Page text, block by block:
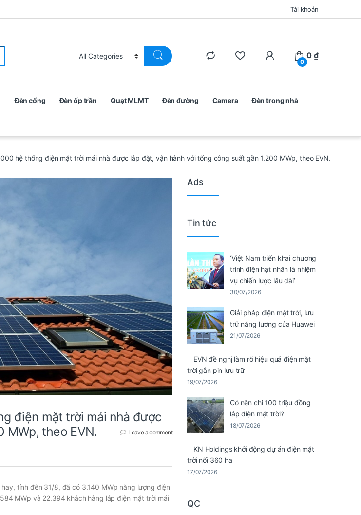
Tài khoản
0
0₫
Đèn cổng Đèn ốp trần Quạt MLMT Đèn đường Camera Đèn trong nhà
hệ thống điện mặt trời mái nhà được lắp đặt, vận hành với tổng công suất gần 1.200 MWp, theo EVN.
điện mặt trời mái nhà được
MWp, theo EVN.
Leave a comment
tính đến 31/8, đã có 3.140 MWp năng lượng điện
MWp và 22.394 khách hàng lắp điện mặt trời mái
Ads
Tin tức
‘Việt Nam triển khai chương
trình điện hạt nhân là nhiệm
vụ chiến lược lâu dài’
30/07/2026
Giải pháp điện mặt trời, lưu
trữ năng lượng của Huawei
21/07/2026
EVN đề nghị làm rõ hiệu quả điện mặt
trời gắn pin lưu trữ
19/07/2026
Có nên chi 100 triệu đồng
lắp điện mặt trời?
18/07/2026
KN Holdings khởi động dự án điện mặt
trời nổi 360 ha
17/07/2026
QC